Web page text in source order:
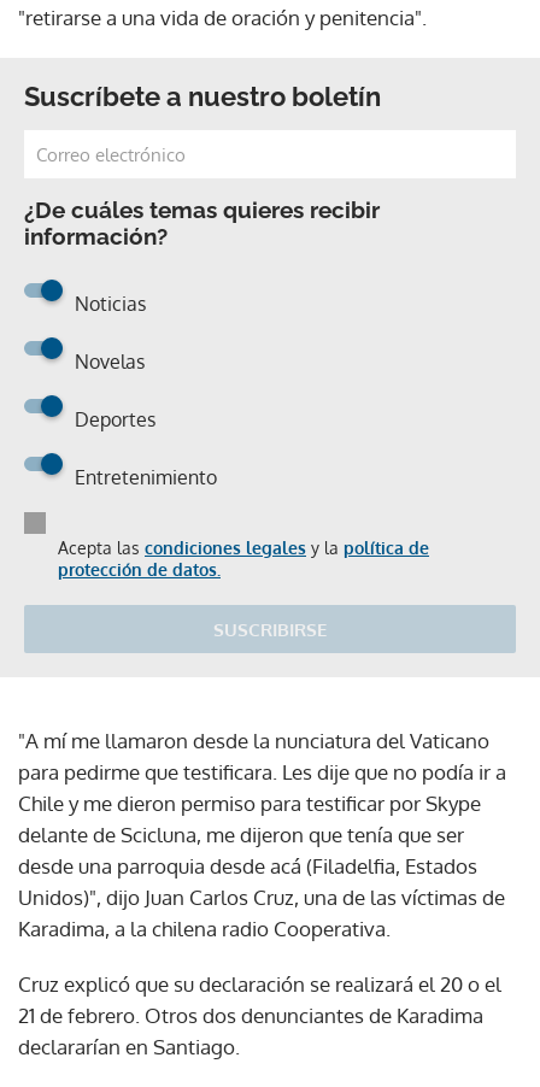
"retirarse a una vida de oración y penitencia".
Suscríbete a nuestro boletín
¿De cuáles temas quieres recibir
información?
Noticias
Novelas
Deportes
Entretenimiento
Acepta las condiciones legales y la política de
protección de datos.
SUSCRIBIRSE
"A mí me llamaron desde la nunciatura del Vaticano
para pedirme que testificara. Les dije que no podía ir a
Chile y me dieron permiso para testificar por Skype
delante de Scicluna, me dijeron que tenía que ser
desde una parroquia desde acá (Filadelfia, Estados
Unidos)", dijo Juan Carlos Cruz, una de las víctimas de
Karadima, a la chilena radio Cooperativa.
Cruz explicó que su declaración se realizará el 20 o el
21 de febrero. Otros dos denunciantes de Karadima
declararían en Santiago.